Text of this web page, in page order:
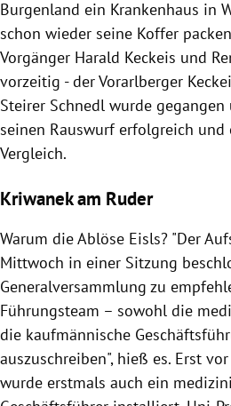
Burgenland ein Krankenhaus in
schon wieder seine Koffer
Vorgänger Harald Keckeis und
vorzeitig - der Vorarlberger
Steirer Schnedl wurde
seinen Rauswurf erfolgreich und
Vergleich.
Kriwanek am Ruder
Warum die Ablöse Eisls? "Der
Mittwoch in einer Sitzung
Generalversammlung zu
Führungsteam – sowohl die
die kaufmännische
auszuschreiben", hieß es. Erst
wurde erstmals auch ein